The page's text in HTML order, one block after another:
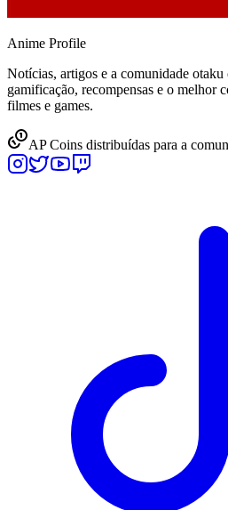
Anime Profile
Notícias, artigos e a comunidade
gamificação, recompensas e o melhor
filmes e games.
AP Coins distribuídas para a